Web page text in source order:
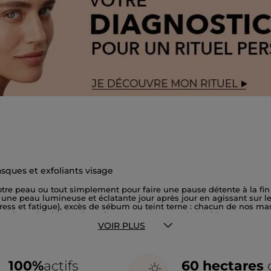
et exfoliants visage
peau ou tout simplement pour faire une pause détente à la
peau lumineuse et éclatante jour après jour en agissant sur
et fatigue), excès de sébum ou teint terne : chacun de nos
et durable, mais toujours respectueuse de l'épiderme :
pas votre peau. La Gelée Exfoliante Eclat contient par
Nos produits exfoliants visage et nos masques sont
VOIR PLUS
100%actifs 60 hectares